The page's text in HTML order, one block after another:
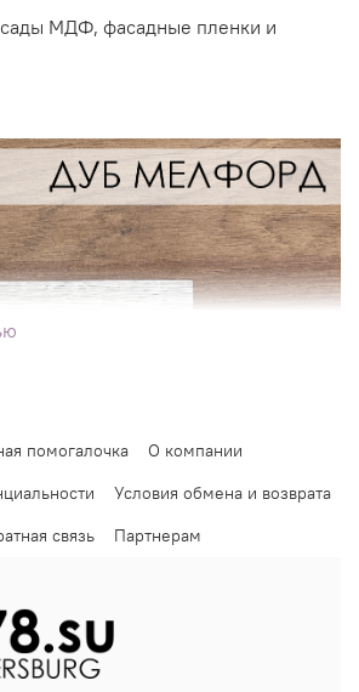
МДФ, фасадные пленки и
помогалочка
О компании
Условия обмена и возврата
связь
Партнерам